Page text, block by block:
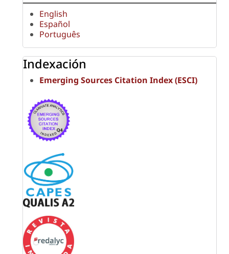
English
Español
Português
Indexación
Emerging Sources Citation Index (ESCI)